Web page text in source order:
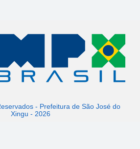
- Prefeitura de São José do
Xingu - 2026